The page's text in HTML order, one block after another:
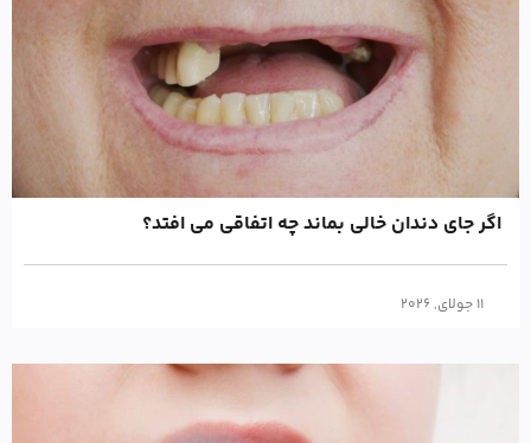
اگر جای دندان خالی بماند چه اتفاقی می افتد؟
11 جولای, 2026